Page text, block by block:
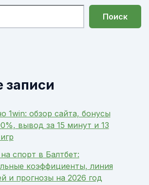
Поиск
записи
1win: обзор сайта, бонусы
вывод за 15 минут и 13
спорт в Балтбет:
коэффициенты, линия
и прогнозы на 2026 год